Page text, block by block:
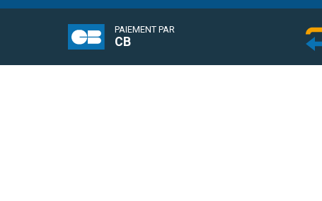
PAIEMENT PAR
CB